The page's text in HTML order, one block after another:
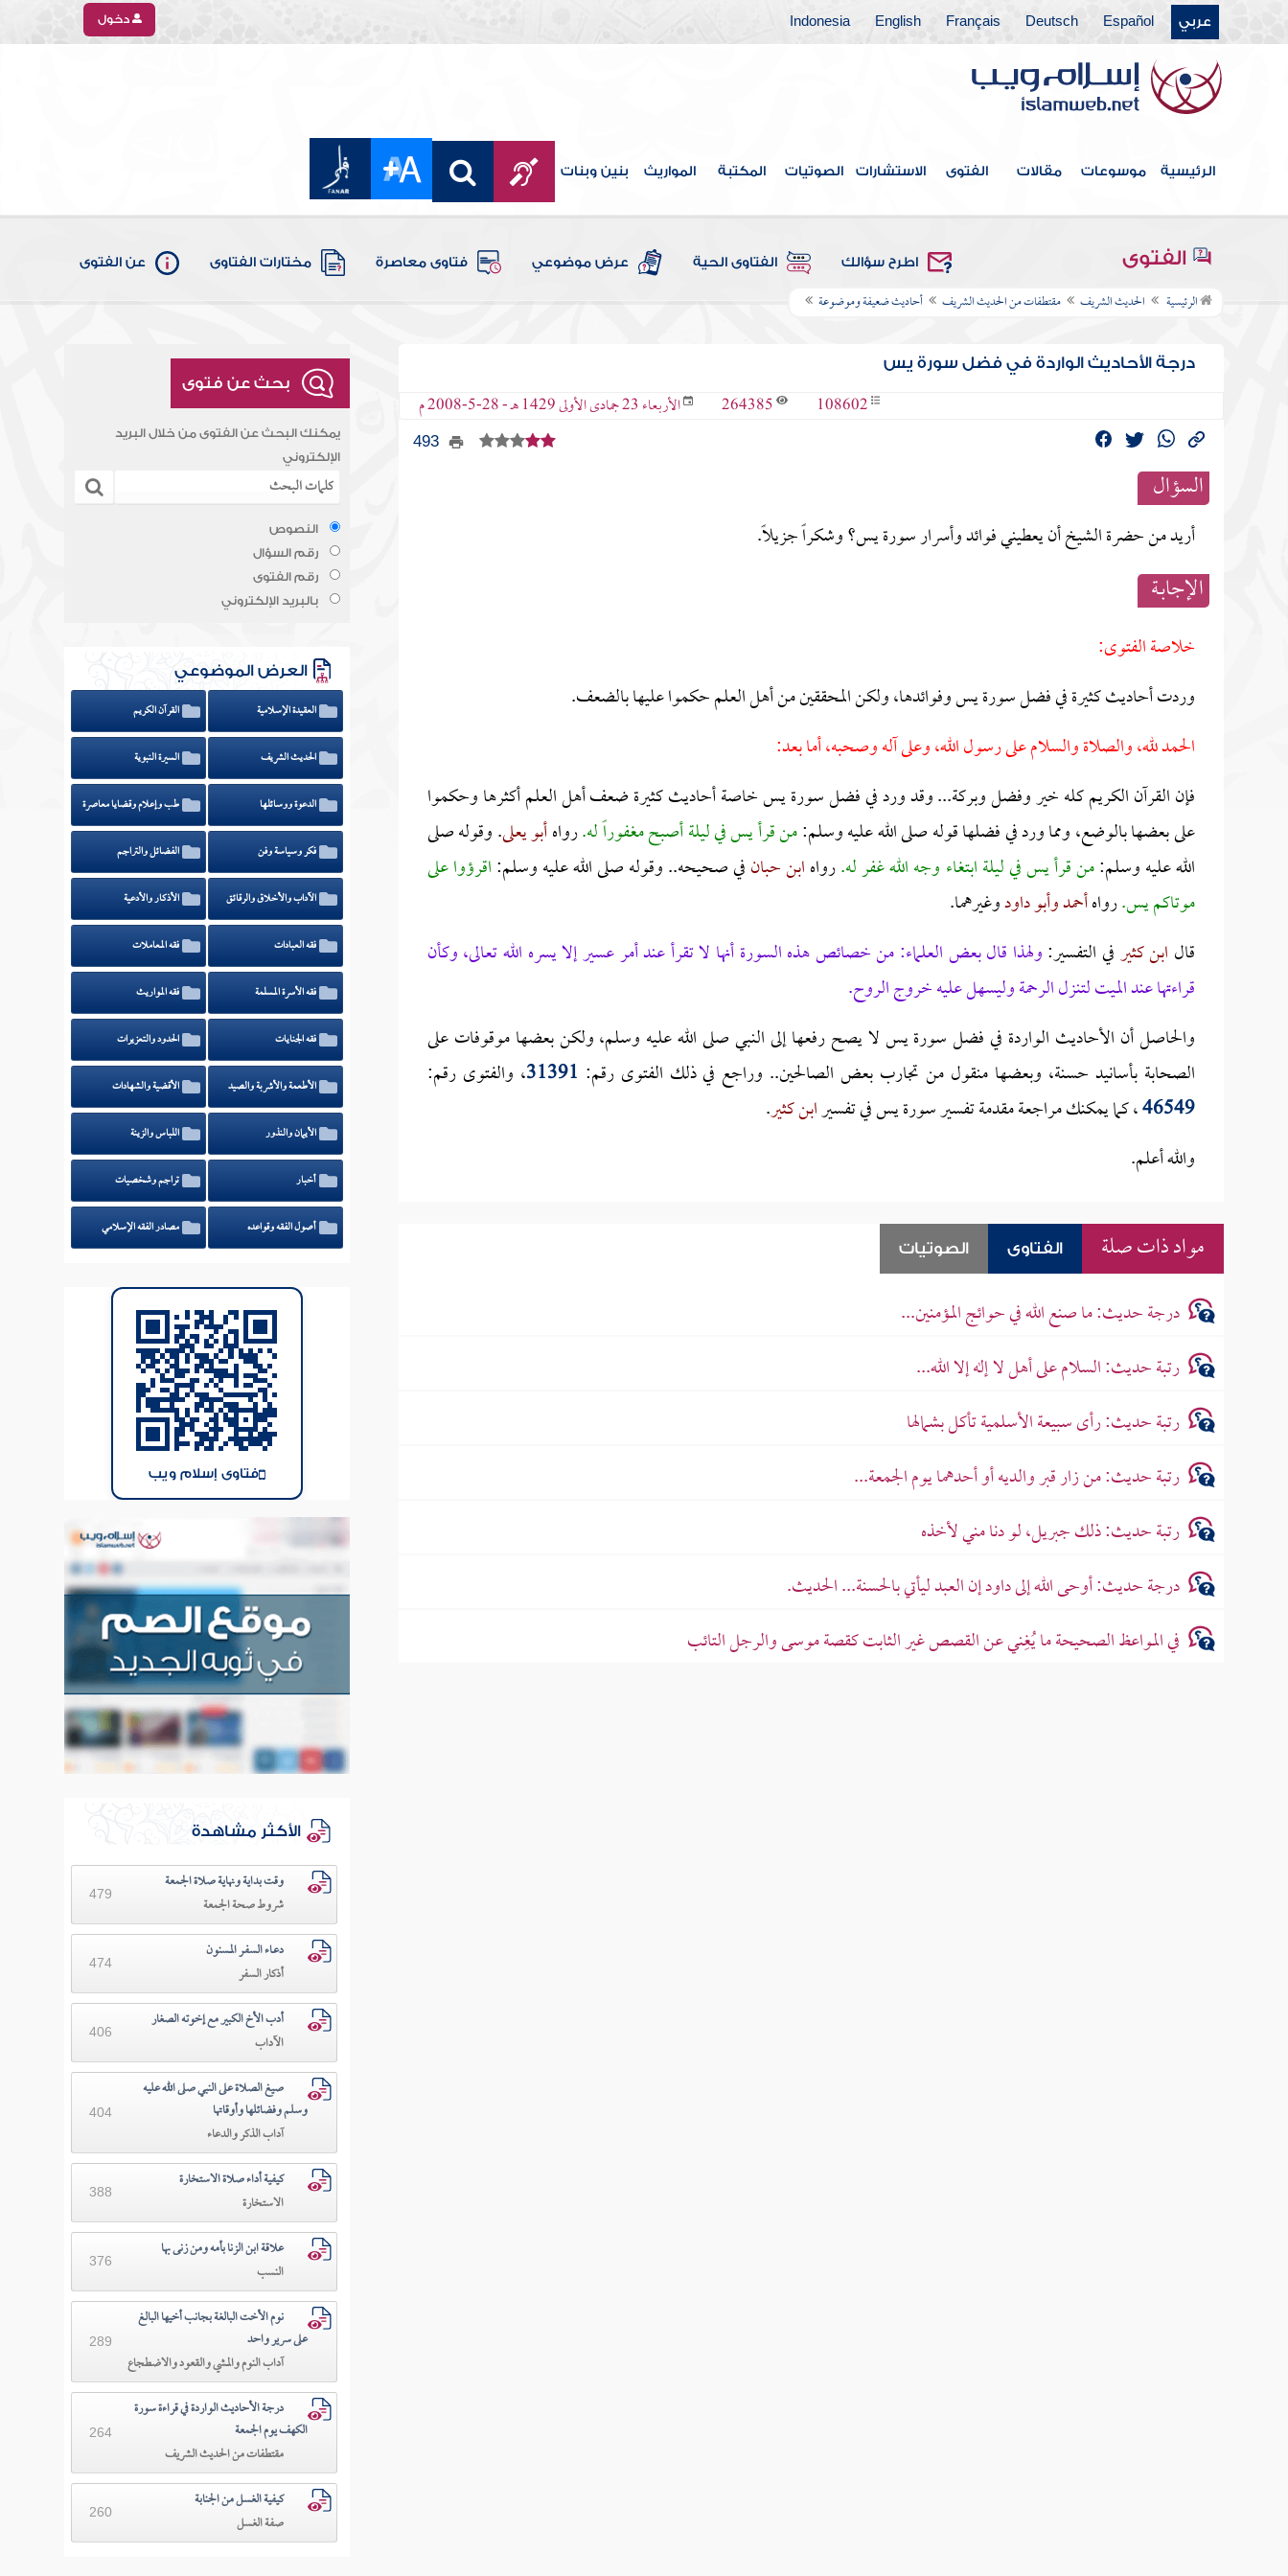
عربي Español
Deutsch
Français
English
Indonesia دخول
الرئيسية موسوعات مقالات الفتوى الاستشارات الصوتيات المكتبة المواريث بنين وبنات
الفتوى اطرح سؤالك الفتاوى الحية عرض موضوعي فتاوى معاصرة مختارات الفتاوى عن الفتوى
الرئيسية الحديث الشريف مقتطفات من الحديث الشريف أحاديث ضعيفة وموضوعة
درجة الأحاديث الواردة في فضل سورة يس
108602
264385 الأربعاء 23 جمادى الأولى 1429 هـ - 28-5-2008 م
493
السؤال
أريد من حضرة الشيخ أن يعطيني فوائد وأسرار سورة يس؟ وشكراً جزيلاً.
الإجابــة
خلاصة الفتوى:
وردت أحاديث كثيرة في فضل سورة يس وفوائدها، ولكن المحققين من أهل العلم حكموا عليها بالضعف.
الحمد لله، والصلاة والسلام على رسول الله، وعلى آله وصحبه، أما بعد:
فإن القرآن الكريم كله خير وفضل وبركة... وقد ورد في فضل سورة يس خاصة أحاديث كثيرة ضعف أهل العلم أكثرها وحكموا
على بعضها بالوضع، ومما ورد في فضلها قوله صلى الله عليه وسلم:من قرأ يس في ليلة أصبح مغفوراً له.رواهأبو يعلى. وقوله صلى
الله عليه وسلم:من قرأ يس في ليلة ابتغاء وجه الله غفر له.رواهابن حبانفي صحيحه.. وقوله صلى الله عليه وسلم:اقرؤوا على
موتاكم يس.رواهأحمد وأبو داودوغيرهما.
قال ابن كثيرفي التفسير:ولهذا قال بعض العلماء: من خصائص هذه السورة أنها لا تقرأ عند أمر عسير إلا يسره الله تعالى، وكأن
قراءتها عند الميت لتنزل الرحمة وليسهل عليه خروج الروح.
والحاصل أن الأحاديث الواردة في فضل سورة يس لا يصح رفعها إلى النبي صلى الله عليه وسلم، ولكن بعضها موقوفات على
الصحابة بأسانيد حسنة، وبعضها منقول من تجارب بعض الصالحين.. وراجع في ذلك الفتوى رقم: 31391، والفتوى رقم:
46549، كما يمكنك مراجعة مقدمة تفسير سورة يس في تفسيرابن كثير.
والله أعلم.
مواد ذات صلة الفتاوى الصوتيات
درجة حديث: ما صنع الله في حوائج المؤمنين...
رتبة حديث: السلام على أهل لا إله إلا الله...
رتبة حديث: رأى سبيعة الأسلمية تأكل بشمالها
رتبة حديث: من زار قبر والديه أو أحدهما يوم الجمعة...
رتبة حديث: ذلك جبريل، لو دنا مني لأخذه
درجة حديث: أوحى الله إلى داود إن العبد ليأتي بالحسنة... الحديث.
في المواعظ الصحيحة ما يُغِني عن القصص غير الثابت كقصة موسى والرجل التائب
بحث عن فتوى
يمكنك البحث عن الفتوى من خلال البريد
الإلكتروني
النصوص
رقم السؤال
رقم الفتوى
بالبريد الإلكتروني
العرض الموضوعي
العقيدة الإسلامية القرآن الكريم
الحديث الشريف السيرة النبوية
الدعوة ووسائلها طب وإعلام وقضايا معاصرة
فكر وسياسة وفن الفضائل والتراجم
الآداب والأخلاق والرقائق الأذكار والأدعية
فقه العبادات فقه المعاملات
فقه الأسرة المسلمة فقه المواريث
فقه الجنايات الحدود والتعزيرات
الأطعمة والأشربة والصيد الأقضية والشهادات
الأيمان والنذور اللباس والزينة
أخبار تراجم وشخصيات
أصول الفقه وقواعده مصادر الفقه الإسلامي
فتاوى إسلام ويب
الأكثر مشاهدة
وقت بداية ونهاية صلاة الجمعة
شروط صحة الجمعة
479
دعـاء السفـر المسنون
أذكار السفر
474
أدب الأخ الكبير مع إخوته الصغار
الآداب
406
صيغ الصلاة على النبي صلى الله عليه
وسلم وفضائلها وأوقاتها
آداب الذكر والدعاء
404
كيفية أداء صلاة الاستخارة
الاستخارة
388
علاقة ابن الزنا بأمه ومن زنى بها
النسب
376
نوم الأخت البالغة بجانب أخيها البالغ
على سرير واحد
آداب النوم والمشي والقعود والاضطجاع
289
درجة الأحاديث الواردة في قراءة سورة
الكهف يوم الجمعة
مقتطفات من الحديث الشريف
264
كيفية الغسل من الجنابة
صفة الغسل
260